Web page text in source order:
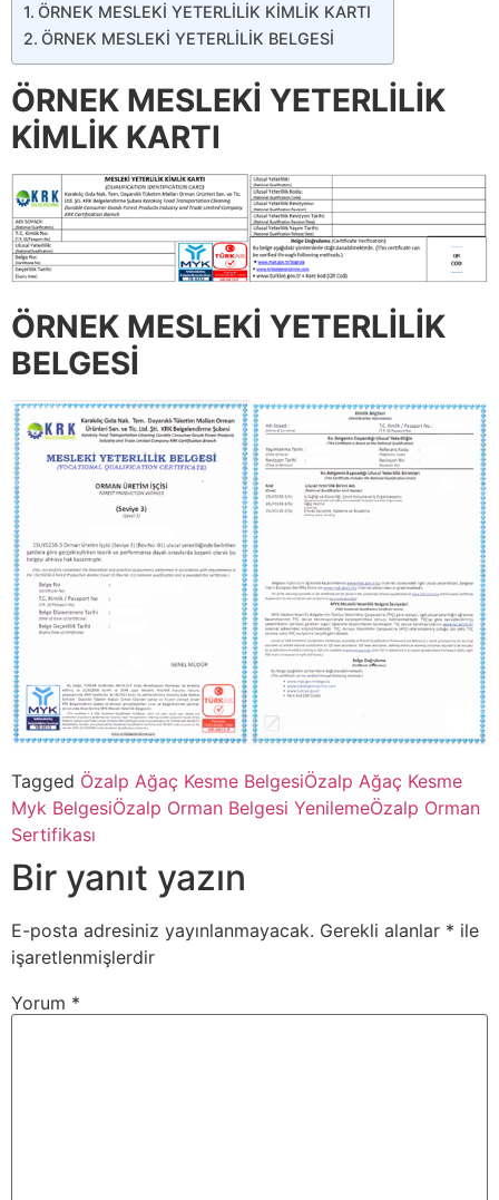
ÖRNEK MESLEKİ YETERLİLİK KİMLİK KARTI
ÖRNEK MESLEKİ YETERLİLİK BELGESİ
ÖRNEK MESLEKİ YETERLİLİK
KİMLİK KARTI
ÖRNEK MESLEKİ YETERLİLİK
BELGESİ
Tagged Özalp Ağaç Kesme BelgesiÖzalp Ağaç Kesme
Myk BelgesiÖzalp Orman Belgesi YenilemeÖzalp Orman
Sertifikası
Bir yanıt yazın
E-posta adresiniz yayınlanmayacak. Gerekli alanlar * ile
işaretlenmişlerdir
Yorum *